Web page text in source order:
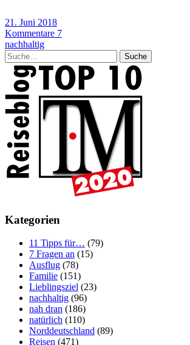
21. Juni 2018
Kommentare 7
nachhaltig
Suche
Kategorien
11 Tipps für… (79)
7 Fragen an (15)
Ausflug (78)
Familie (151)
Lieblingsziel (23)
nachhaltig (96)
nah dran (186)
natürlich (110)
Norddeutschland (89)
Reisen (471)